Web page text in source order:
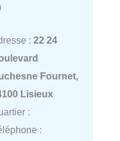
: 22 24
Fournet,
Lisieux
:
: